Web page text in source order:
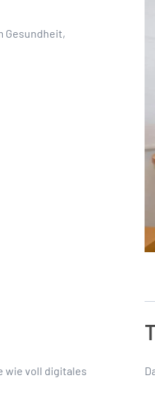
Gesundheit,
wie voll digitales